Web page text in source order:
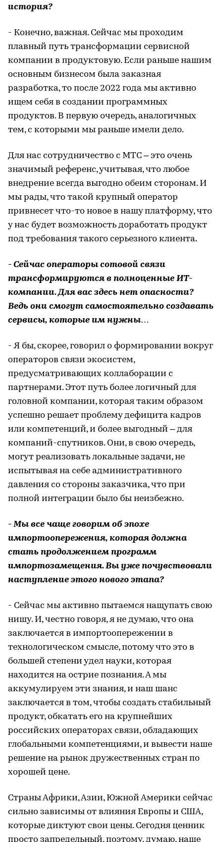
история?
- Конечно, важная. Сейчас мы проходим
плавный путь трансформации сервисной
компании в продуктовую. Если раньше нашим
основным бизнесом была заказная
разработка, то после 2022 года мы активно
ищем себя в создании программных
продуктов. В первую очередь, аналогичных
тем, с которыми мы раньше имели дело.
Для нас сотрудничество с МТС – это очень
значимый референс, учитывая, что любое
внедрение всегда выгодно обеим сторонам. И
мы рады, что такой крупный оператор
привнесет что-то новое в нашу платформу, что
у нас будет возможность доработать продукт
под требования такого серьезного клиента.
- Сейчас операторы сотовой связи
трансформируются в полноценные ИТ-
компании. Для вас здесь нет опасности?
Ведь они смогут самостоятельно создавать
сервисы, которые им нужны…
- Я бы, скорее, говорил о формировании вокруг
операторов связи экосистем,
предусматривающих коллаборации с
партнерами. Этот путь более логичный для
головной компании, которая таким образом
успешно решает проблему дефицита кадров
или компетенций, и более выгодный – для
компаний-спутников. Они, в свою очередь,
могут реализовать локальные задачи, не
испытывая на себе административного
давления со стороны заказчика, что при
полной интеграции было бы неизбежно.
- Мы все чаще говорим об эпохе
импортоопережения, которая должна
стать продолжением программ
импортозамещения. Вы уже почувствовали
наступление этого нового этапа?
- Сейчас мы активно пытаемся нащупать свою
нишу. И, честно говоря, я не думаю, что она
заключается в импортоопережении в
технологическом смысле, потому что это в
большей степени удел науки, которая
находится на острие познания. А мы
аккумулируем эти знания, и наш шанс
заключается в том, чтобы создать стабильный
продукт, обкатать его на крупнейших
российских операторах связи, обладающих
глобальными компетенциями, и вывести наше
решение на рынок дружественных стран по
хорошей цене.
Страны Африки, Азии, Южной Америки сейчас
сильно зависимы от влияния Европы и США,
которые диктуют свои цены. Сегодня ценник
просто запредельный, поэтому, думаю, наше